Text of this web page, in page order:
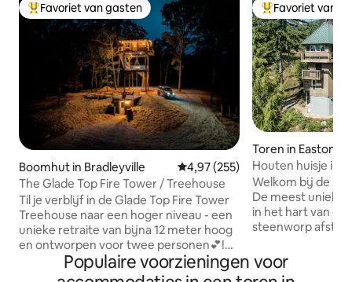
Topfavoriet van gasten
Favoriet van gasten
Boomhut in Bradleyville Gemiddelde beoordeling van
4,97 (255)
The Glade Top Fire Tower / Treehouse
Til je verblijf in de Glade Top Fire Tower
Treehouse naar een hoger niveau - een
unieke retraite van bijna 12 meter hoog
en ontworpen voor twee personen💕!
Deze romantische accommodatie is
geïnspireerd op historische uitkijktorens
Topfavoriet van
Favoriet van
Toren in Easton
Houten huisje in
Kachess
Welkom bij de
De meest unieke
in het hart van de
steenworp
dan vier hectare
verdiepingen
Populaire voorzieningen voor